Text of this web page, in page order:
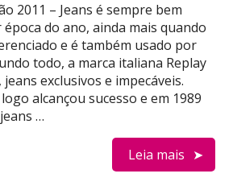
2011 – Jeans é sempre bem
do ano, ainda mais quando
e é também usado por
todo, a marca italiana Replay
exclusivos e impecáveis.
alcançou sucesso e em 1989
…
Leia mais